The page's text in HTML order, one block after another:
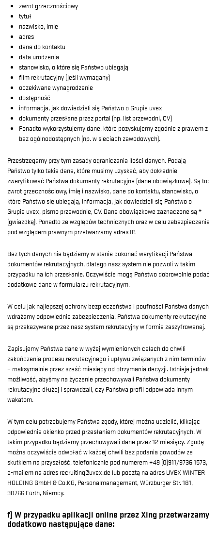
zwrot grzecznościowy
tytuł
nazwisko, imię
adres
dane do kontaktu
data urodzenia
stanowisko, o które się Państwo ubiegają
film rekrutacyjny (jeśli wymagany)
oczekiwane wynagrodzenie
dostępność
informacja, jak dowiedzieli się Państwo o Grupie uvex
dokumenty przesłane przez portal (np. list przewodni, CV)
Ponadto wykorzystujemy dane, które pozyskujemy zgodnie z prawem z
baz ogólnodostępnych (np. w sieciach zawodowych).
Przestrzegamy przy tym zasady ograniczania ilości danych. Podają
Państwo tylko takie dane, które musimy uzyskać, aby dokładnie
zweryfikować Państwa dokumenty rekrutacyjne (dane obowiązkowe). Są to:
zwrot grzecznościowy, imię i nazwisko, dane do kontaktu, stanowisko, o
które Państwo się ubiegają, informacja, jak dowiedzieli się Państwo o
Grupie uvex, pismo przewodnie, CV. Dane obowiązkowe zaznaczone są *
(gwiazdką). Ponadto ze względów technicznych oraz w celu zabezpieczenia
pod względem prawnym przetwarzamy adres IP.
Bez tych danych nie będziemy w stanie dokonać weryfikacji Państwa
dokumentów rekrutacyjnych, dlatego nasz system nie pozwoli w takim
przypadku na ich przesłanie. Oczywiście mogą Państwo dobrowolnie podać
dodatkowe dane w formularzu rekrutacyjnym.
W celu jak najlepszej ochrony bezpieczeństwa i poufności Państwa danych
wdrażamy odpowiednie zabezpieczenia. Państwa dokumenty rekrutacyjne
są przekazywane przez nasz system rekrutacyjny w formie zaszyfrowanej.
Zapisujemy Państwa dane w wyżej wymienionych celach do chwili
zakończenia procesu rekrutacyjnego i upływu związanych z nim terminów
– maksymalnie przez sześć miesięcy od otrzymania decyzji. Istnieje jednak
możliwość, abyśmy na życzenie przechowywali Państwa dokumenty
rekrutacyjne dłużej i sprawdzali, czy Państwa profil odpowiada innym
wakatom.
W tym celu potrzebujemy Państwa zgody, której można udzielić, klikając
odpowiednie okienko przed przesłaniem dokumentów rekrutacyjnych. W
takim przypadku będziemy przechowywali dane przez 12 miesięcy. Zgodę
można oczywiście odwołać w każdej chwili bez podania powodów ze
skutkiem na przyszłość, telefonicznie pod numerem +49 (0)911/9736 1573,
e-mailem na adres recruiting@uvex.de lub pocztą na adres UVEX WINTER
HOLDING GmbH & Co.KG, Personalmanagement, Würzburger Str. 181,
90766 Fürth, Niemcy.
f) W przypadku aplikacji online przez Xing przetwarzamy
dodatkowo następujące dane: